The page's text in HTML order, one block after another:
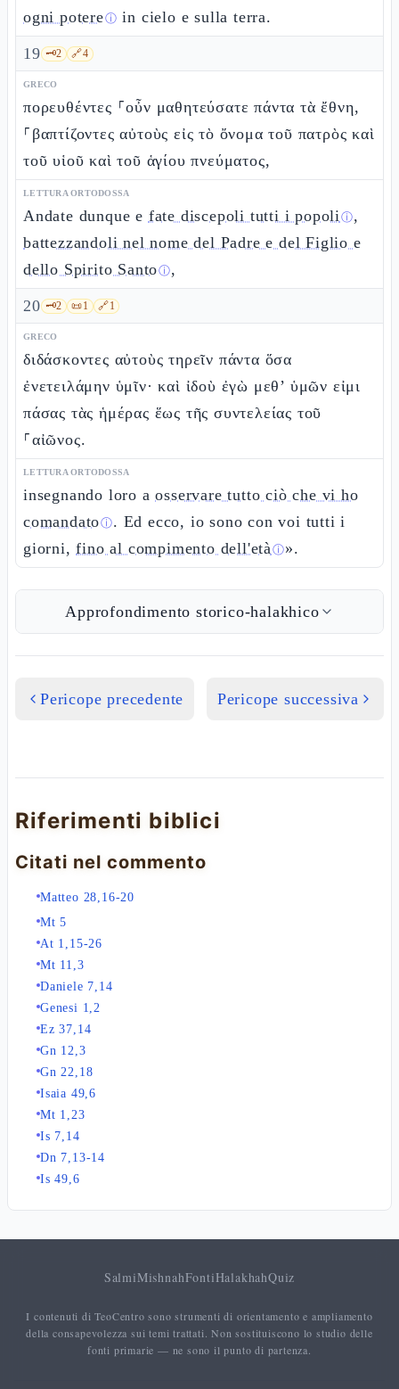
ogni potereⓘ in cielo e sulla terra.
19 🗝️2 🔗4
GRECO
πορευθέντες ⸀οὖν μαθητεύσατε πάντα τὰ ἔθνη,
⸀βαπτίζοντες αὐτοὺς εἰς τὸ ὄνομα τοῦ πατρὸς καὶ
τοῦ υἱοῦ καὶ τοῦ ἁγίου πνεύματος,
LETTURA ORTODOSSA
Andate dunque e fate discepoli tutti i popoliⓘ,
battezzandoli nel nome del Padre e del Figlio e
dello Spirito Santoⓘ,
20 🗝️2 📜1 🔗1
GRECO
διδάσκοντες αὐτοὺς τηρεῖν πάντα ὅσα
ἐνετειλάμην ὑμῖν· καὶ ἰδοὺ ἐγὼ μεθ’ ὑμῶν εἰμι
πάσας τὰς ἡμέρας ἕως τῆς συντελείας τοῦ
⸀αἰῶνος.
LETTURA ORTODOSSA
insegnando loro aosservare tutto ciò che vi ho
comandatoⓘ. Ed ecco, io sono con voi tutti i
giorni,fino al compimento dell'etàⓘ».
Approfondimento storico-halakhico
Pericope precedente Pericope successiva
Riferimenti biblici
Citati nel commento
Matteo 28,16-20
Mt 5
At 1,15-26
Mt 11,3
Daniele 7,14
Genesi 1,2
Ez 37,14
Gn 12,3
Gn 22,18
Isaia 49,6
Mt 1,23
Is 7,14
Dn 7,13-14
Is 49,6
SalmiMishnahFontiHalakhahQuiz
I contenuti di TeoCentro sono strumenti di orientamento e ampliamento
della consapevolezza sui temi trattati. Non sostituiscono lo studio delle
fonti primarie — ne sono il punto di partenza.